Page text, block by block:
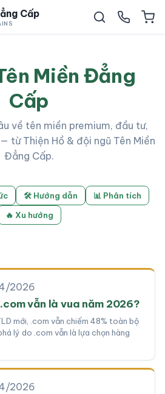
Cấp
Miền Đẳng
Cấp
về tên miền premium, đầu tư,
từ Thiện Hồ & đội ngũ Tên Miền
Đẳng Cấp.
🛠 Hướng dẫn
📊 Phân tích
🔥 Xu hướng
2026
vẫn là vua năm 2026?
mới, .com vẫn chiếm 48% toàn bộ
lý do .com vẫn là lựa chọn hàng
2026